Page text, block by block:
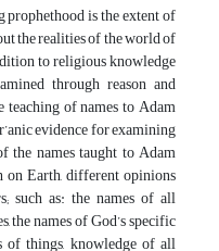
prophethood is the extent of
the realities of the world of
to religious knowledge
through reason and
of names to Adam
evidence for examining
the names taught to Adam
on Earth, different opinions
such as: the names of all
the names of God’s specific
of things, knowledge of all